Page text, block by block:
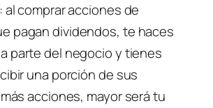
al comprar acciones de
pagan dividendos, te haces
parte del negocio y tienes
una porción de sus
acciones, mayor será tu